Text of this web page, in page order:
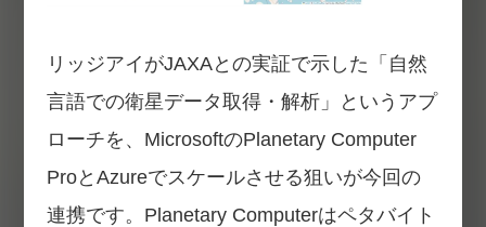
リッジアイがJAXAとの実証で示した「自然
言語での衛星データ取得・解析」というアプ
ローチを、MicrosoftのPlanetary Computer
ProとAzureでスケールさせる狙いが今回の
連携です。Planetary Computerはペタバイト